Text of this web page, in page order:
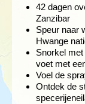
42 dagen
Zanzibar
Speur naar
Hwange
Snorkel
voet met
Voel de
Ontdek de